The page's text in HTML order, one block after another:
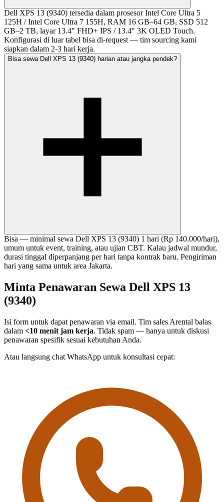
Dell XPS 13 (9340) tersedia dalam prosesor Intel Core Ultra 5
125H / Intel Core Ultra 7 155H, RAM 16 GB–64 GB, SSD 512
GB–2 TB, layar 13.4" FHD+ IPS / 13.4" 3K OLED Touch.
Konfigurasi di luar tabel bisa di-request — tim sourcing kami
siapkan dalam 2-3 hari kerja.
Bisa sewa Dell XPS 13 (9340) harian atau jangka pendek?
Bisa — minimal sewa Dell XPS 13 (9340) 1 hari (Rp 140.000/hari),
umum untuk event, training, atau ujian CBT. Kalau jadwal mundur,
durasi tinggal diperpanjang per hari tanpa kontrak baru. Pengiriman
hari yang sama untuk area Jakarta.
Minta Penawaran Sewa Dell XPS 13
(9340)
Isi form untuk dapat penawaran via email. Tim sales Arental balas
dalam <10 menit jam kerja. Tidak spam — hanya untuk diskusi
penawaran spesifik sesuai kebutuhan Anda.
Atau langsung chat WhatsApp untuk konsultasi cepat: